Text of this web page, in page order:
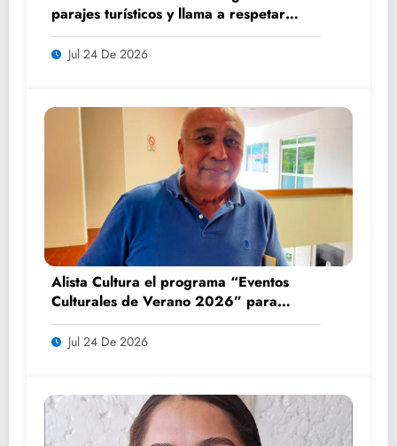
parajes turísticos y llama a respetar
medidas de seguridad
Jul 24 De 2026
Alista Cultura el programa “Eventos
Culturales de Verano 2026” para
impulsar el turismo y la convivencia
familiar
Jul 24 De 2026